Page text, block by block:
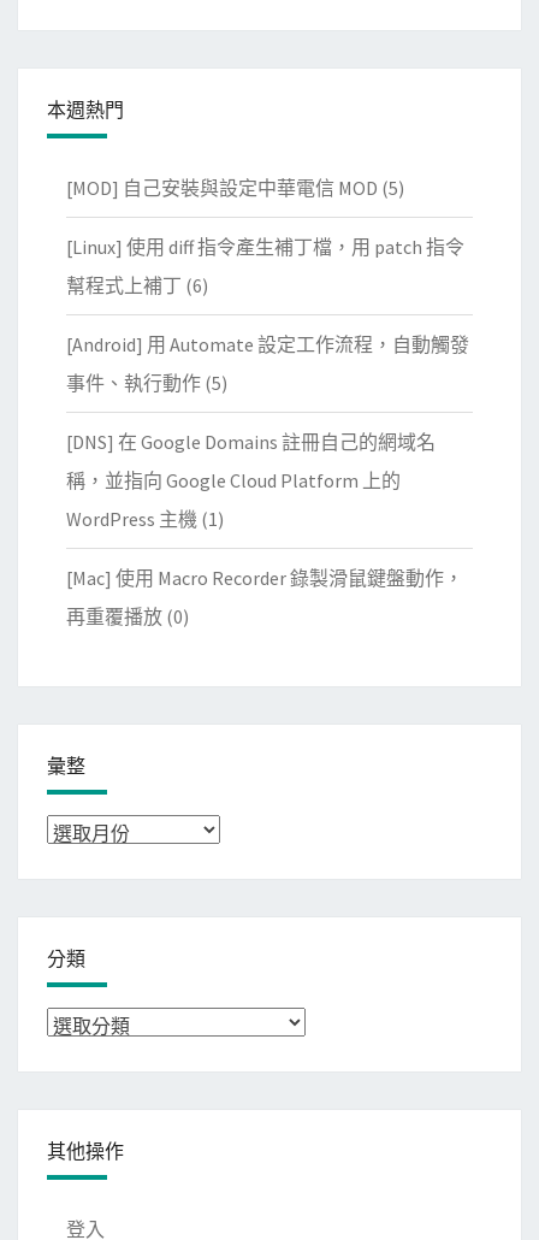
本週熱門
[MOD] 自己安裝與設定中華電信 MOD (5)
[Linux] 使用 diff 指令產生補丁檔，用 patch 指令
幫程式上補丁 (6)
[Android] 用 Automate 設定工作流程，自動觸發
事件、執行動作 (5)
[DNS] 在 Google Domains 註冊自己的網域名
稱，並指向 Google Cloud Platform 上的
WordPress 主機 (1)
[Mac] 使用 Macro Recorder 錄製滑鼠鍵盤動作，
再重覆播放 (0)
彙整
彙
分類
分
其他操作
登入